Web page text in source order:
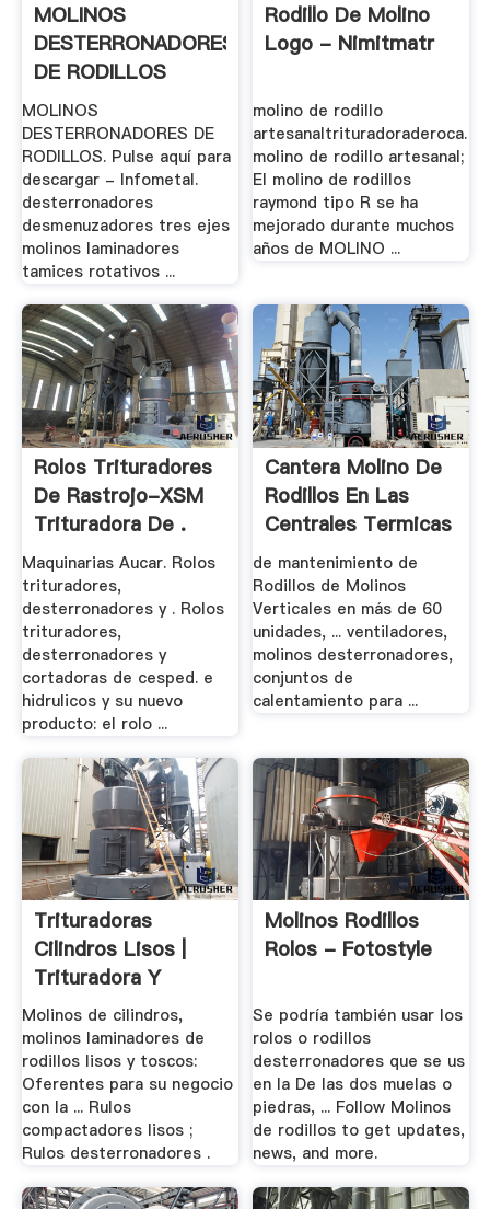
MOLINOS
DESTERRONADORES
DE RODILLOS
MOLINOS
DESTERRONADORES DE
RODILLOS. Pulse aquí para
descargar - Infometal.
desterronadores
desmenuzadores tres ejes
molinos laminadores
tamices rotativos ...
Rodillo De Molino
Logo - Nimitmatr
molino de rodillo
artesanaltrituradoraderoca.
molino de rodillo artesanal;
El molino de rodillos
raymond tipo R se ha
mejorado durante muchos
años de MOLINO ...
Rolos Trituradores
De Rastrojo-XSM
Trituradora De .
Maquinarias Aucar. Rolos
trituradores,
desterronadores y . Rolos
trituradores,
desterronadores y
cortadoras de cesped. e
hidrulicos y su nuevo
producto: el rolo ...
Cantera Molino De
Rodillos En Las
Centrales Termicas
de mantenimiento de
Rodillos de Molinos
Verticales en más de 60
unidades, ... ventiladores,
molinos desterronadores,
conjuntos de
calentamiento para ...
Trituradoras
Cilindros Lisos |
Trituradora Y
Molinos
Molinos de cilindros,
molinos laminadores de
rodillos lisos y toscos:
Oferentes para su negocio
con la ... Rulos
compactadores lisos ;
Rulos desterronadores .
Molinos Rodillos
Rolos - Fotostyle
Se podría también usar los
rolos o rodillos
desterronadores que se us
en la De las dos muelas o
piedras, ... Follow Molinos
de rodillos to get updates,
news, and more.